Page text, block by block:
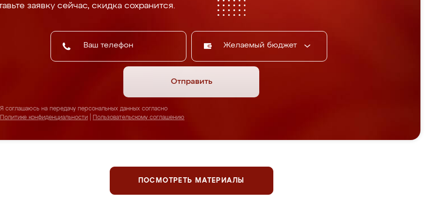
заявку сейчас, скидка сохранится.
Желаемый бюджет
Отправить
Я соглашаюсь на передачу персональных данных согласно
Политике конфиденциальности
Пользовательскому соглашению
ПОСМОТРЕТЬ МАТЕРИАЛЫ